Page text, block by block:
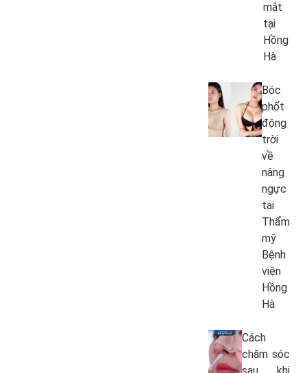
mắt
tại
Hồng
Hà
Bóc
phốt
động
trời
về
nâng
ngực
tại
Thẩm
mỹ
Bệnh
viện
Hồng
Hà
Cách
chăm sóc